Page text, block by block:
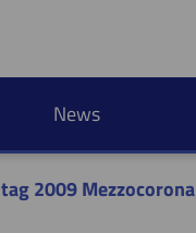
News
2009 Mezzocorona